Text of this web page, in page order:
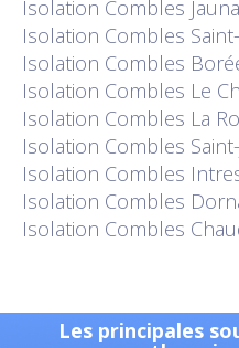
Isolation Combles
Isolation Combles
Isolation Combles
Isolation Combles Le
Isolation Combles La
Isolation Combles
Isolation Combles
Isolation Combles
Isolation Combles
Les principales